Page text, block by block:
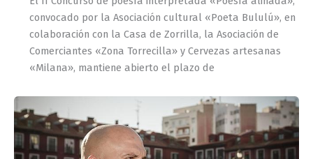
convocado por la Asociación cultural «Poeta Bululú», en
colaboración con la Casa de Zorrilla, la Asociación de
Comerciantes «Zona Torrecilla» y Cervezas artesanas
«Milana», mantiene abierto el plazo de